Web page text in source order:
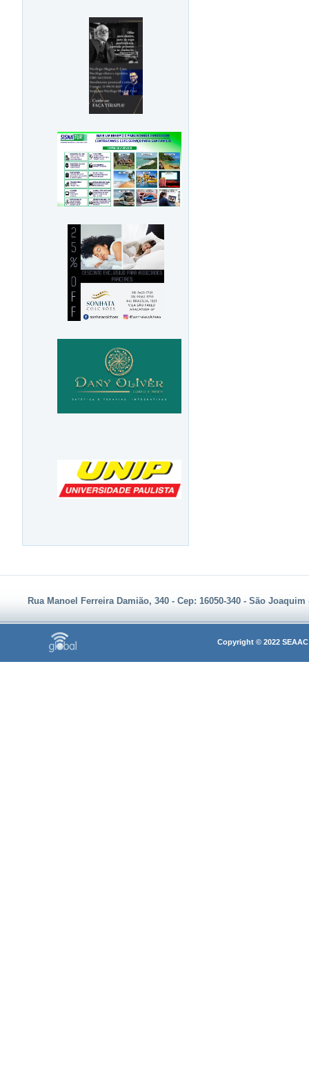
Rua Manoel Ferreira Damião, 340 - Cep: 16050-340 - São
Copyright © 2022